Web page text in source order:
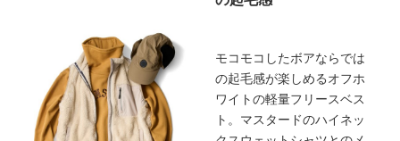
モコモコしたボアならでは
の起毛感が楽しめるオフホ
ワイトの軽量フリースベス
ト。マスタードのハイネッ